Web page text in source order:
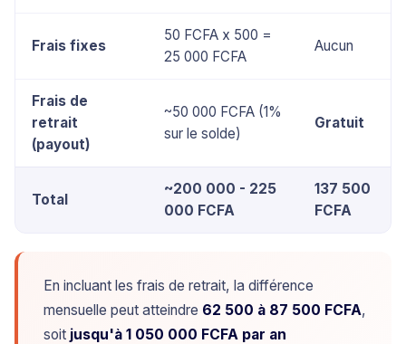
Frais fixes
50 FCFA x 500 =
25 000 FCFA
Aucun
Frais de
retrait
(payout)
~50 000 FCFA (1%
sur le solde)
Gratuit
Total
~200 000 - 225
000 FCFA
137 500
FCFA
En incluant les frais de retrait, la différence
mensuelle peut atteindre 62 500 à 87 500 FCFA,
soit jusqu'à 1 050 000 FCFA par an